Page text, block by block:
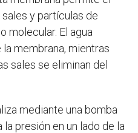
y partículas de
molecular. El agua
membrana, mientras
sales se eliminan del
mediante una bomba
presión en un lado de la